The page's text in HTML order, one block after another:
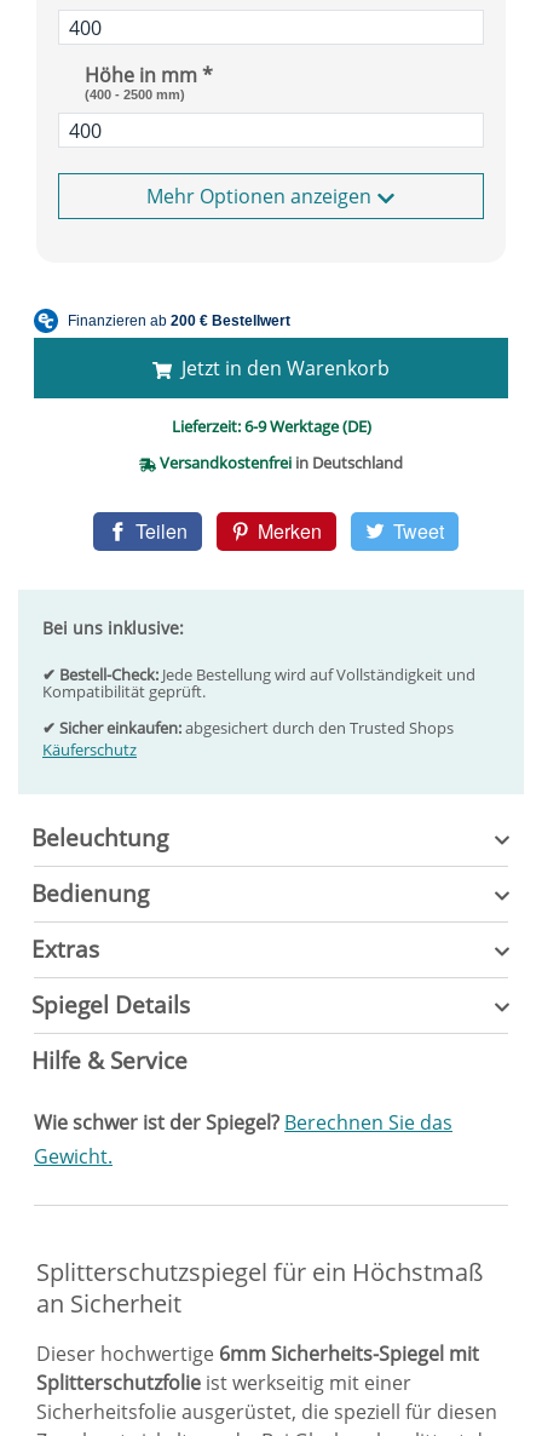
Splitterschutzspiegel für ein Höchstmaß
an Sicherheit
Dieser hochwertige 6mm Sicherheits-Spiegel mit
Splitterschutzfolie ist werkseitig mit einer
Sicherheitsfolie ausgerüstet, die speziell für diesen
Beleuchtung
Bedienung
Extras
Spiegel Details
Hilfe & Service
Wie schwer ist der Spiegel? Berechnen Sie das
Gewicht.
Höhe in mm *
(400 - 2500 mm)
Optionen anzeigen
Jetzt in den Warenkorb
Lieferzeit:6-9 Werktage (DE)
Versandkostenfrei in Deutschland
Teilen Merken Tweet
Bei uns inklusive:
✔ Bestell-Check: Jede Bestellung wird auf Vollständigkeit und
Kompatibilität geprüft.
✔ Sicher einkaufen:abgesichert durch den Trusted Shops
Käuferschutz